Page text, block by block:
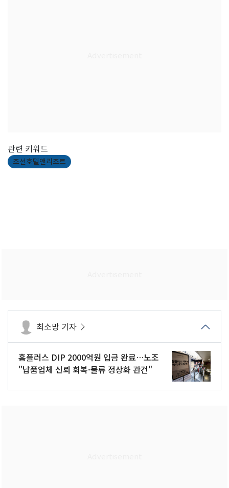
관련 키워드
조선호텔앤리조트
최소망 기자
홈플러스 DIP 2000억원 입금 완료…노조
"납품업체 신뢰 회복·물류 정상화 관건"